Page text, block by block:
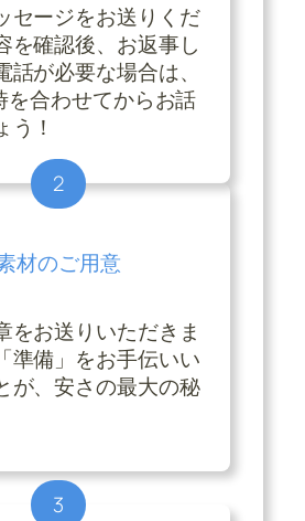
セージをお送りくだ
を確認後、お返事し
話が必要な場合は、
を合わせてからお話
う！
2
材のご用意
をお送りいただきま
準備」をお手伝いい
が、安さの最大の秘
3